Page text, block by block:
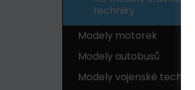
techniky
Modely motorek
Modely autobusů
Modely vojenské techniky